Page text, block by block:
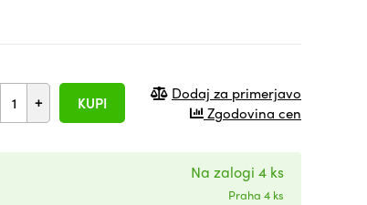
+ KUPI
Dodaj za primerjavo
Zgodovina cen
Na zalogi 4 ks
Praha 4 ks